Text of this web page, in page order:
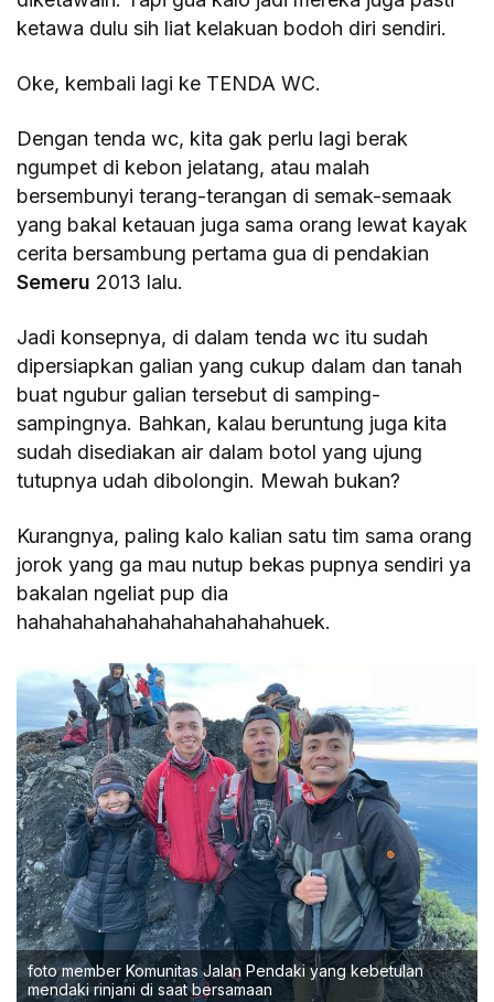
ketawa dulu sih liat kelakuan bodoh diri sendiri.
Oke, kembali lagi ke TENDA WC.
Dengan tenda wc, kita gak perlu lagi berak
ngumpet di kebon jelatang, atau malah
bersembunyi terang-terangan di semak-semaak
yang bakal ketauan juga sama orang lewat kayak
cerita bersambung pertama gua di pendakian
Semeru 2013 lalu.
Jadi konsepnya, di dalam tenda wc itu sudah
dipersiapkan galian yang cukup dalam dan tanah
buat ngubur galian tersebut di samping-
sampingnya. Bahkan, kalau beruntung juga kita
sudah disediakan air dalam botol yang ujung
tutupnya udah dibolongin. Mewah bukan?
Kurangnya, paling kalo kalian satu tim sama orang
jorok yang ga mau nutup bekas pupnya sendiri ya
bakalan ngeliat pup dia
hahahahahahahahahahahahahuek.
foto member Komunitas Jalan Pendaki yang kebetulan
mendaki rinjani di saat bersamaan